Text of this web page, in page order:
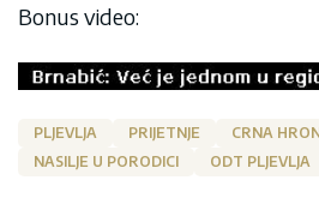
Bonus video:
PLJEVLJA PRIJETNJE
CRNA
NASILJE U PORODICI
ODT PLJEVLJA